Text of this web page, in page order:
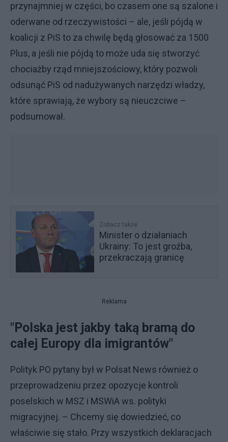
przynajmniej w części, bo czasem one są szalone i
oderwane od rzeczywistości – ale, jeśli pójdą w
koalicji z PiS to za chwilę będą głosować za 1500
Plus, a jeśli nie pójdą to może uda się stworzyć
chociażby rząd mniejszościowy, który pozwoli
odsunąć PiS od nadużywanych narzędzi władzy,
które sprawiają, że wybory są nieuczciwe –
podsumował.
Zobacz także
Minister o działaniach
Ukrainy: To jest groźba,
przekraczają granicę
Reklama
"Polska jest jakby taką bramą do
całej Europy dla imigrantów"
Polityk PO pytany był w Polsat News również o
przeprowadzeniu przez opozycje kontroli
poselskich w MSZ i MSWiA ws. polityki
migracyjnej. – Chcemy się dowiedzieć, co
właściwie się stało. Przy wszystkich deklaracjach